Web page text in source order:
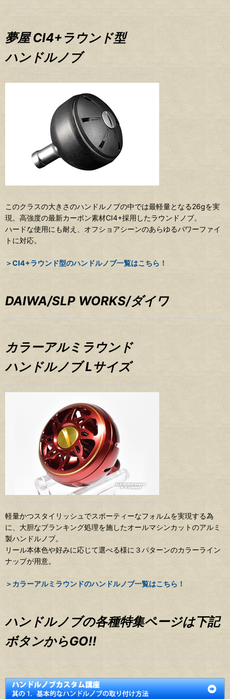
夢屋 CI4+ラウンド型
ハンドルノブ
このクラスの大きさのハンドルノブの中では最軽量となる26gを実
現。高強度の最新カーボン素材CI4+採用したラウンドノブ。
ハードな使用にも耐え、オフショアシーンのあらゆるパワーファイ
トに対応。
＞CI4+ラウンド型のハンドルノブ一覧はこちら！
DAIWA/SLP WORKS/ダイワ
カラーアルミラウンド
ハンドルノブ Lサイズ
軽量かつスタイリッシュでスポーティーなフォルムを実現する為
に、大胆なブランキング処理を施したオールマシンカットのアルミ
製ハンドルノブ。
リール本体色や好みに応じて選べる様に３パターンのカラーライン
ナップが用意。
＞カラーアルミラウンドのハンドルノブ一覧はこちら！
ハンドルノブの各種特集ページは下記
ボタンからGO!!